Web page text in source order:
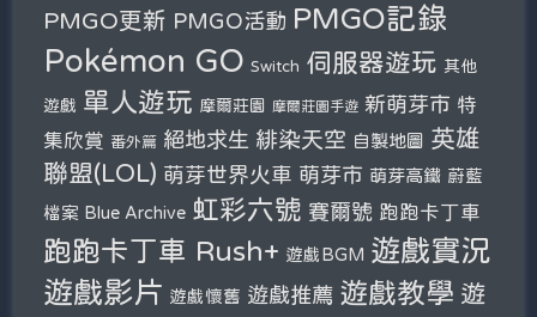
PMGO更新 PMGO活動 PMGO記錄
Pokémon GO Switch 伺服器遊玩 其他
遊戲 單人遊玩 摩爾莊園 摩爾莊園手遊 新萌芽市 特
集欣賞 番外篇 絕地求生 緋染天空 自製地圖 英雄
聯盟(LOL) 萌芽世界火車 萌芽市 萌芽高鐵 蔚藍
檔案 Blue Archive 虹彩六號 賽爾號 跑跑卡丁車
跑跑卡丁車 Rush+ 遊戲BGM 遊戲實況
遊戲影片 遊戲懷舊 遊戲推薦 遊戲教學 遊